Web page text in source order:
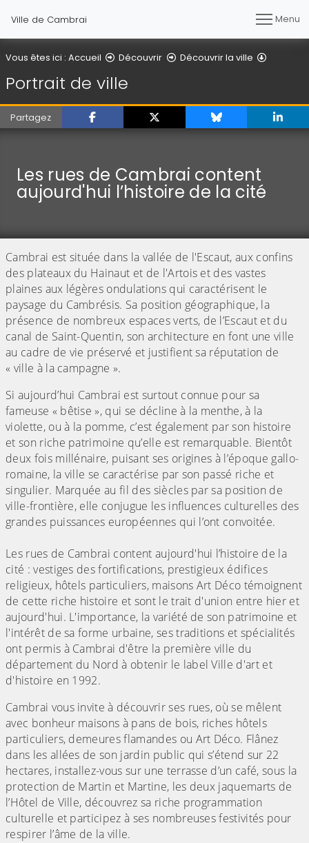
Ville de Cambrai Menu
Vous êtes ici : Accueil Découvrir Découvrir la ville
Portrait de ville
Partagez
Les rues de Cambrai content
aujourd'hui l’histoire de la cité
Cambrai est située dans la vallée de l'Escaut, aux confins
des plateaux du Hainaut et de l'Artois et des vastes
plaines aux légères ondulations qui caractérisent le
paysage du Cambrésis. Sa position géographique, la
présence de nombreux espaces verts, de l’Escaut et du
canal de Saint-Quentin, son architecture en font une ville
au cadre de vie préservé et justifient sa réputation de
« ville à la campagne ».
Si aujourd’hui Cambrai est surtout connue pour sa
fameuse « bêtise », qui se décline à la menthe, à la
violette, ou à la pomme, c’est également par son histoire
et son riche patrimoine qu’elle est remarquable. Bientôt
deux fois millénaire, puisant ses origines à l’époque gallo-
romaine, la ville se caractérise par son passé riche et
singulier. Marquée au fil des siècles par sa position de
ville-frontière, elle conjugue les influences culturelles des
grandes puissances européennes qui l’ont convoitée.
Les rues de Cambrai content aujourd'hui l’histoire de la
cité : vestiges des fortifications, prestigieux édifices
religieux, hôtels particuliers, maisons Art Déco témoignent
de cette riche histoire et sont le trait d'union entre hier et
aujourd'hui. L'importance, la variété de son patrimoine et
l'intérêt de sa forme urbaine, ses traditions et spécialités
ont permis à Cambrai d'être la première ville du
département du Nord à obtenir le label Ville d'art et
d'histoire en 1992.
Cambrai vous invite à découvrir ses rues, où se mêlent
avec bonheur maisons à pans de bois, riches hôtels
particuliers, demeures flamandes ou Art Déco. Flânez
dans les allées de son jardin public qui s’étend sur 22
hectares, installez-vous sur une terrasse d’un café, sous la
protection de Martin et Martine, les deux jaquemarts de
l’Hôtel de Ville, découvrez sa riche programmation
culturelle et participez à ses nombreuses festivités pour
respirer l’âme de la ville.